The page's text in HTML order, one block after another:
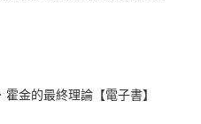
金的最終理論【電子書】